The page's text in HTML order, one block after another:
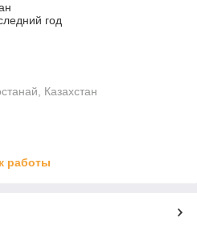
год
Казахстан
работы